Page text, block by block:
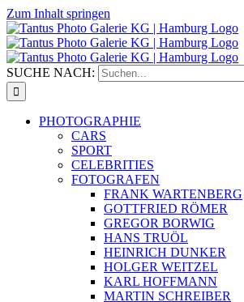
Zum Inhalt springen
SUCHE NACH:
PHOTOGRAPHIE
CARS
SPORT
CELEBRITIES
FOTOGRAFEN
FRANK WARTENBERG
GOTTFRIED RÖMER
GREGOR BORWIG
HANS TRUÖL
HEINRICH DUNKER
HOLGER WEITZEL
KARL HOFFMANN
MARTIN SCHREIBER